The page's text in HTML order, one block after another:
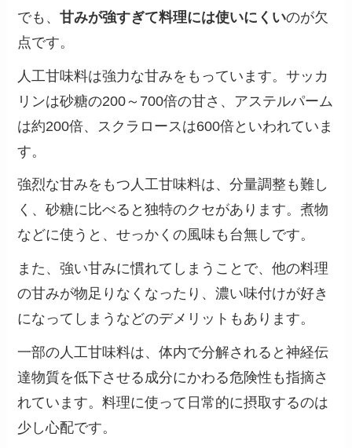
でも、甘みが強すぎて料理には使いにくいのが欠
点です。
人工甘味料は強力な甘みをもっています。サッカ
リンは砂糖の200～700倍の甘さ、アステルパーム
は約200倍、スクラロースは600倍といわれていま
す。
強烈な甘みをもつ人工甘味料は、分量調整も難し
く、砂糖に比べると独特のクセがあります。煮物
などに使うと、せっかくの風味も台無しです。
また、強い甘みに慣れてしまうことで、他の料理
の甘みが物足りなくなったり、濃い味付けが好き
になってしまうなどのデメリットもあります。
一部の人工甘味料は、体内で分解されると神経伝
達物質を低下させる成分にかわる危険性も指摘さ
れています。料理に使って日常的に摂取するのは
少し心配です。